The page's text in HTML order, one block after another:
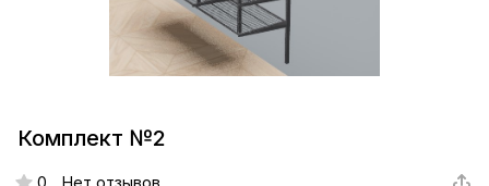
Комплект №2
0